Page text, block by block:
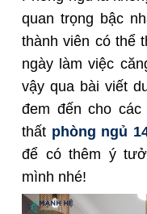
quan trọng bậc
thành viên có thể
ngày làm việc
vậy qua bài viết
đem đến cho
thất phòng ngủ
để có thêm ý
mình nhé!